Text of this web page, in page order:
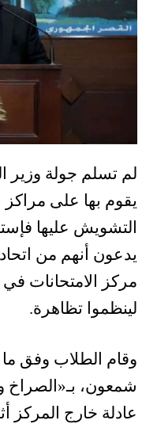
لم تسلم جولة وزير
يقوم بها على مراكز
التشويش عليها
يدعون أنهم من
مركز الامتحانات
لينظموا تظاهرة.
وقام الطلاب وفق ما
شمعون، بـ«الصراخ
عادلة خارج المركز